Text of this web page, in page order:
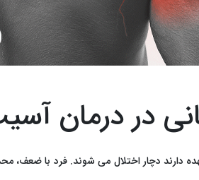
در درمان
دارند دچار اختلال می ‌شوند. فرد با